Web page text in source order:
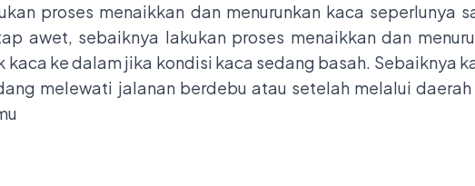
proses menaikkan dan menurunkan kaca seperlunya
awet, sebaiknya lakukan proses menaikkan dan
kaca ke dalam jika kondisi kaca sedang basah. Sebaiknya
melewati jalanan berdebu atau setelah melalui